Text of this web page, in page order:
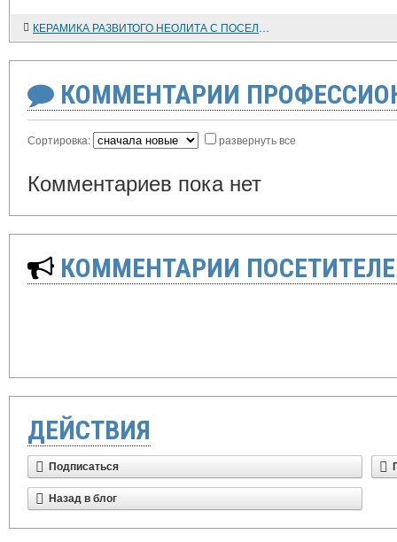
КЕРАМИКА РАЗВИТОГО НЕОЛИТА С ПОСЕЛЕНИЯ ТЫТКЕСКЕНЬ VI
КОММЕНТАРИИ
Сортировка: развернуть все
Комментариев пока нет
КОММЕНТАРИИ
ДЕЙСТВИЯ
Подписаться
Назад в блог